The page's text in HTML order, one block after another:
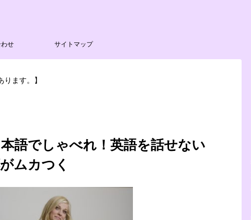
せ サイトマップ
ります。】
語でしゃべれ！英語を話せない
ムカつく